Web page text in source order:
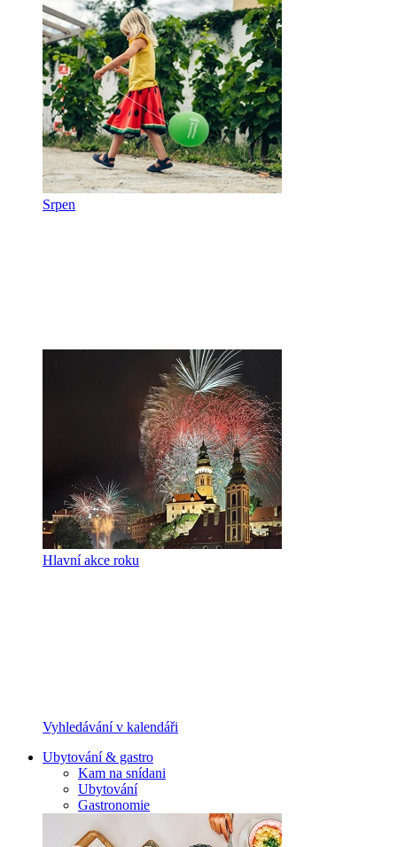
Srpen
Hlavní akce roku
Vyhledávání v kalendáři
Ubytování & gastro
Kam na snídani
Ubytování
Gastronomie